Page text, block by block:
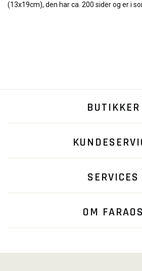
(13x19cm), den har ca. 200 sider og er i
BUTIKKER
SERVICES
OM FARAOS